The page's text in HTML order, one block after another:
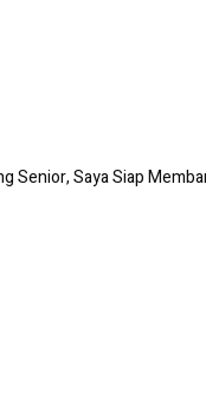
Senior, Saya Siap